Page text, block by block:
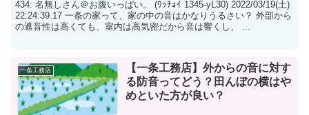
434: 名無しさん＠お腹いっぱい。 (ﾜｯﾁｮｲ 1345-yL30) 2022/03/19(土)
22:24:39.17 一条の家って、家の中の音はかなりうるさい？ 外部から
の遮音性は高くても、室内は高気密だから音は響くし、 ...
一条工務店
【一条工務店】外からの音に対す
る防音ってどう？田んぼの横はや
めといた方が良い？